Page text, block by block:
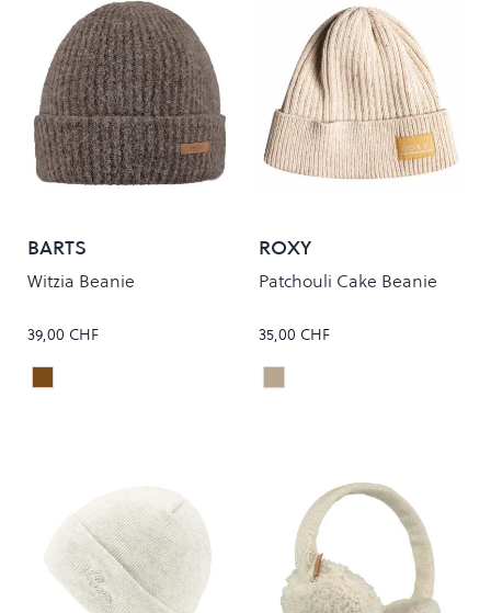
BARTS
Witzia Beanie
39,00 CHF
Colour
Brown
ROXY
Patchouli Cake Beanie
35,00 CHF
Colour
Tapioca